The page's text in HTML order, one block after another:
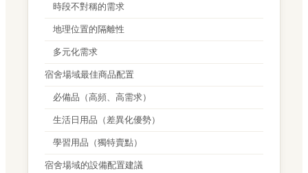
時段不對稱的需求
地理位置的隔離性
多元化需求
宿舍場域最佳商品配置
必備品（高頻、高需求）
生活日用品（差異化優勢）
學習用品（獨特賣點）
宿舍場域的設備配置建議